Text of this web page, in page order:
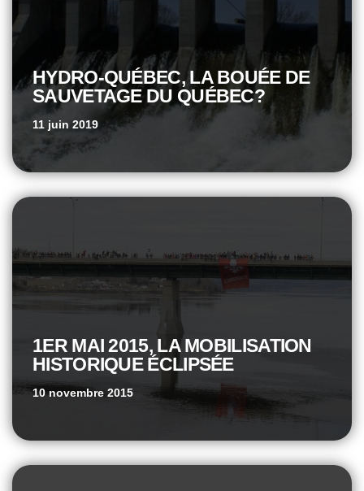
HYDRO-QUÉBEC, LA BOUÉE DE
SAUVETAGE DU QUÉBEC?
11 juin 2019
1ER MAI 2015, LA MOBILISATION
HISTORIQUE ÉCLIPSÉE
10 novembre 2015